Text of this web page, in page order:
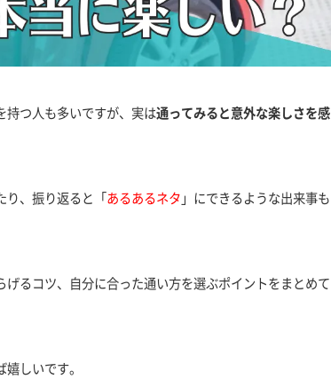
持つ人も多いですが、実は通ってみると意外な楽しさを感
り、振り返ると「あるあるネタ 」にできるような出来事も
るコツ、自分に合った通い方を選ぶポイントをまとめて
しいです。